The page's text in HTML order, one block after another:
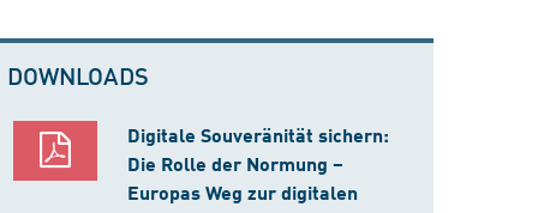
DOWNLOADS
Digitale Souveränität sichern:
Die Rolle der Normung –
Europas Weg zur digitalen